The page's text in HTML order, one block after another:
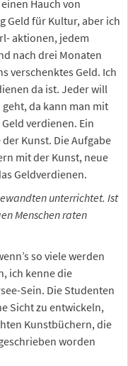
Hauch von
Geld für Kultur, aber ich
aktionen, jedem
nach drei Monaten
verschenktes Geld. Ich
da ist. Jeder will
da kann man mit
verdienen. Ein
Kunst. Die Aufgabe
mit der Kunst, neue
Geldverdienen.
unterrichtet. Ist
Menschen raten
so viele werden
ich kenne die
Sein. Die Studenten
Sicht zu entwickeln,
Kunstbüchern, die
worden